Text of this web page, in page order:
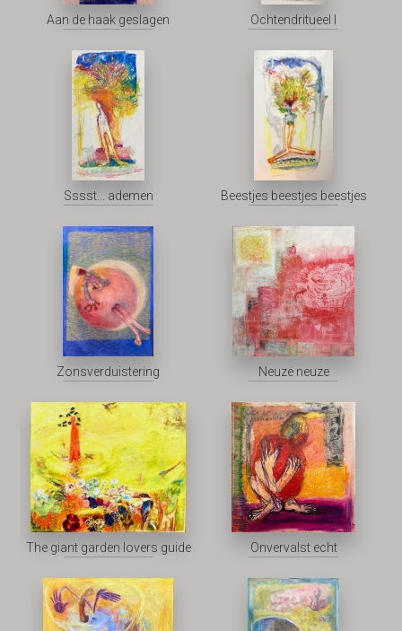
Aan de haak geslagen Ochtendritueel I
Sssst... ademen Beestjes beestjes beestjes
Zonsverduistering Neuze neuze
The giant garden lovers guide Onvervalst echt